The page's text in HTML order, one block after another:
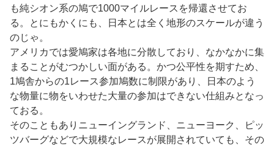
も純シオン系の鳩で1000マイルレースを帰還させてお
る。とにもかくにも、日本とは全く地形のスケールが違う
のじゃ。
アメリカでは愛鳩家は各地に分散しており、なかなかに集
まることがむつかしい面がある。かつ公平性を期すため、
1鳩舎からの1レース参加鳩数に制限があり、日本のよう
な物量に物をいわせた大量の参加はできない仕組みとなっ
ておる。
そのこともありニューイングランド、ニューヨーク、ピッ
ツバーグなどで大規模なレースが展開されていても、その